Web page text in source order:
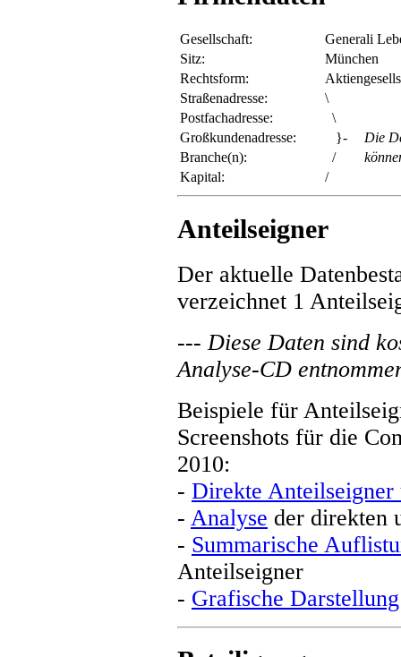
Gesellschaft:
Generali
Sitz:
München
Rechtsform:
Straßenadresse:
\
Postfachadresse:
\
Großkundenadresse:
}-
Die
Branche(n):
/
Kapital:
/
Anteilseigner
Der aktuelle
verzeichnet 1
--- Diese Daten sind
Analyse-CD
Beispiele für
Screenshots für die
2010:
- Direkte Anteilseigner
- Analyse der direkten
- Summarische
Anteilseigner
- Grafische Darstellung